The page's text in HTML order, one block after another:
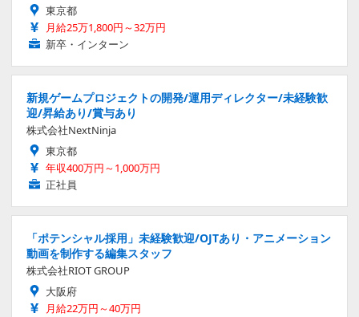
東京都
月給25万1,800円～32万円
新卒・インターン
新規ゲームプロジェクトの開発/運用ディレクター/未経験歓
迎/昇給あり/賞与あり
株式会社NextNinja
東京都
年収400万円～1,000万円
正社員
「ポテンシャル採用」未経験歓迎/OJTあり・アニメーション
動画を制作する編集スタッフ
株式会社RIOT GROUP
大阪府
月給22万円～40万円